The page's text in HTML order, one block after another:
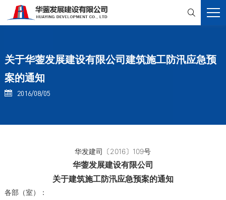

关于华蓥发展建设有限公司建筑施工防汛应急预
案的通知
 2016/08/05
华发建司〔2016〕109号
华蓥发展建设有限公司
关于建筑施工防汛应急预案的通知
各部（室）：